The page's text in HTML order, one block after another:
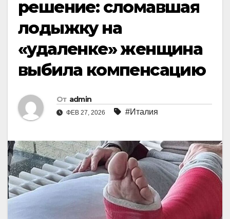
решение: сломавшая
лодыжку на
«удаленке» женщина
выбила компенсацию
От admin
ФЕВ 27, 2026 #Италия